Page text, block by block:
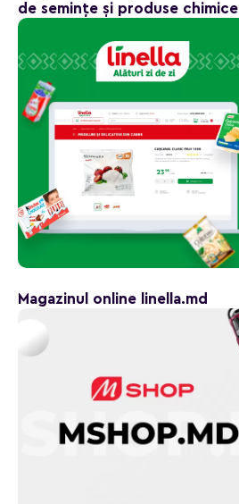
de semințe și produse chimice
Magazinul online linella.md